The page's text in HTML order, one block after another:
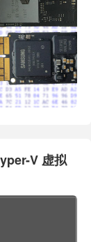
V 虚拟